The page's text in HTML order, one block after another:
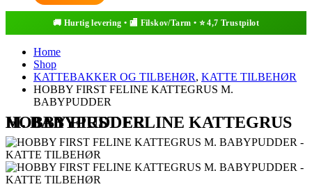
Home
Shop
KATTEBAKKER OG TILBEHØR, KATTE TILBEHØR
HOBBY FIRST FELINE KATTEGRUS M.
BABYPUDDER
HOBBY FIRST FELINE KATTEGRUS M. BABYPUDDER